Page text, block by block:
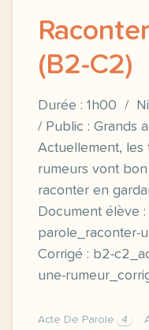
(B2-C2)
Durée : 1h00 /
/ Public : Grands
Actuellement, les
rumeurs vont
raconter en
Document élève
parole_raconter-
Corrigé : b2-
une-
Acte De Parole 4